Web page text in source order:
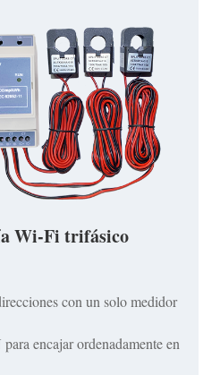
Wi-Fi trifásico
con un solo medidor
encajar ordenadamente en